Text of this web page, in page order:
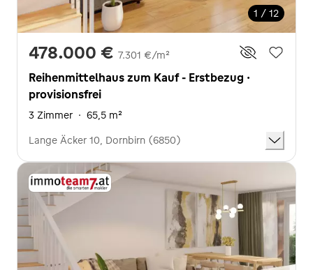
1 / 12
478.000 € 7.301 €/m²
Reihenmittelhaus zum Kauf - Erstbezug ·
provisionsfrei
3 Zimmer · 65,5 m²
Lange Äcker 10, Dornbirn (6850)